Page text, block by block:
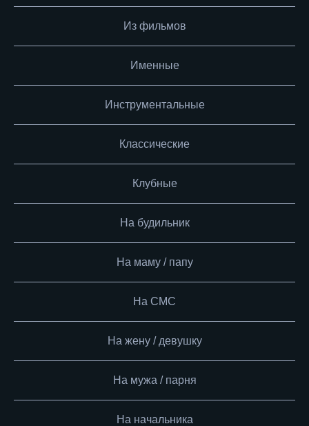
Из фильмов
Именные
Инструментальные
Классические
Клубные
На будильник
На маму / папу
На СМС
На жену / девушку
На мужа / парня
На начальника